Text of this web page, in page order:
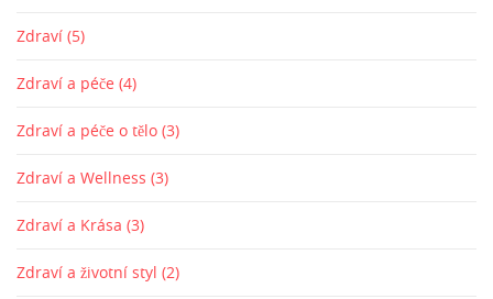
Zdraví (5)
Zdraví a péče (4)
Zdraví a péče o tělo (3)
Zdraví a Wellness (3)
Zdraví a Krása (3)
Zdraví a životní styl (2)